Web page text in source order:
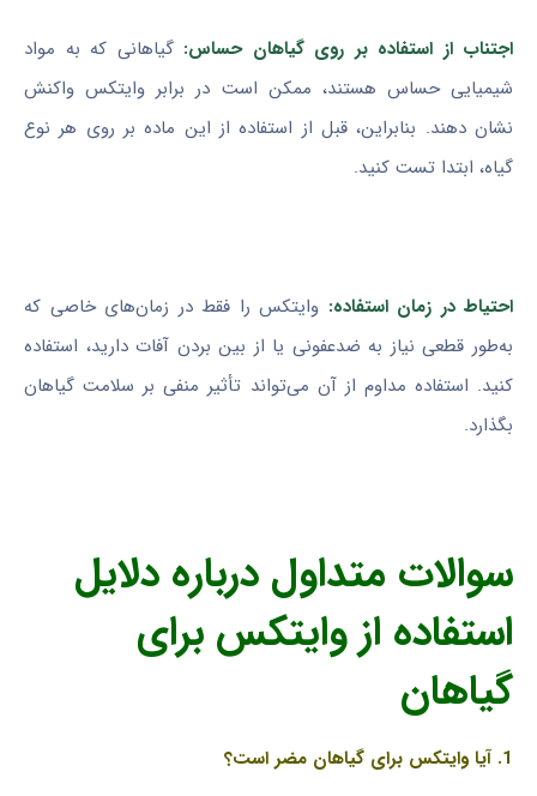
اجتناب از استفاده بر روی گیاهان حساس: گیاهانی که به مواد
شیمیایی حساس هستند، ممکن است در برابر وایتکس واکنش
نشان دهند. بنابراین، قبل از استفاده از این ماده بر روی هر نوع
گیاه، ابتدا تست کنید.
احتیاط در زمان استفاده: وایتکس را فقط در زمان‌های خاصی که
به‌طور قطعی نیاز به ضدعفونی یا از بین بردن آفات دارید، استفاده
کنید. استفاده مداوم از آن می‌تواند تأثیر منفی بر سلامت گیاهان
بگذارد.
سوالات متداول درباره دلایل
استفاده از وایتکس برای
گیاهان
1. آیا وایتکس برای گیاهان مضر است؟